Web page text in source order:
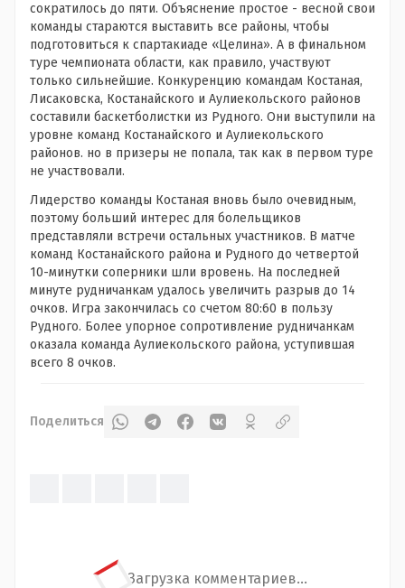
сократилось до пяти. Объяснение простое - весной свои
команды стараются выставить все районы, чтобы
подготовиться к спартакиаде «Целина». А в финальном
туре чемпионата области, как правило, участвуют
только сильнейшие. Конкуренцию командам Костаная,
Лисаковска, Костанайского и Аулиекольского районов
составили баскетболистки из Рудного. Они выступили на
уровне команд Костанайского и Аулиекольского
районов. но в призеры не попала, так как в первом туре
не участвовали.
Лидерство команды Костаная вновь было очевидным,
поэтому больший интерес для болельщиков
представляли встречи остальных участников. В матче
команд Костанайского района и Рудного до четвертой
10-минутки соперники шли вровень. На последней
минуте рудничанкам удалось увеличить разрыв до 14
очков. Игра закончилась со счетом 80:60 в пользу
Рудного. Более упорное сопротивление рудничанкам
оказала команда Аулиекольского района, уступившая
всего 8 очков.
Поделиться
Загрузка комментариев...